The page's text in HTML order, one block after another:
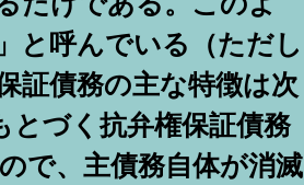
と呼んでいる（ただし
証債務の主な特徴は次
づく抗弁権保証債務
で、主債務自体が消滅